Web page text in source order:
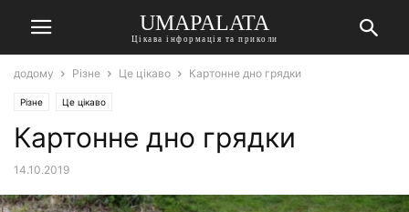
UMAPALATA
Цікава інформація та приколи
додому Різне Це цікаво Картонне дно грядки
Різне Це цікаво
Картонне дно грядки
14.10.2019